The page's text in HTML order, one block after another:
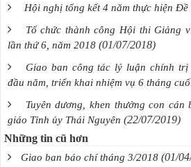
Hội nghị tổng kết 4 năm thực hiện Đề
Tổ chức thành công Hội thi Giảng
lần thứ 6, năm 2018 (01/07/2018)
Giao ban công tác lý luận chính
đầu năm, triển khai nhiệm vụ 6 tháng
Tuyên dương, khen thưởng con cán
giáo Tỉnh ủy Thái Nguyên (22/07/2019)
Những tin cũ hơn
Giao ban báo chí tháng 3/2018 (01/